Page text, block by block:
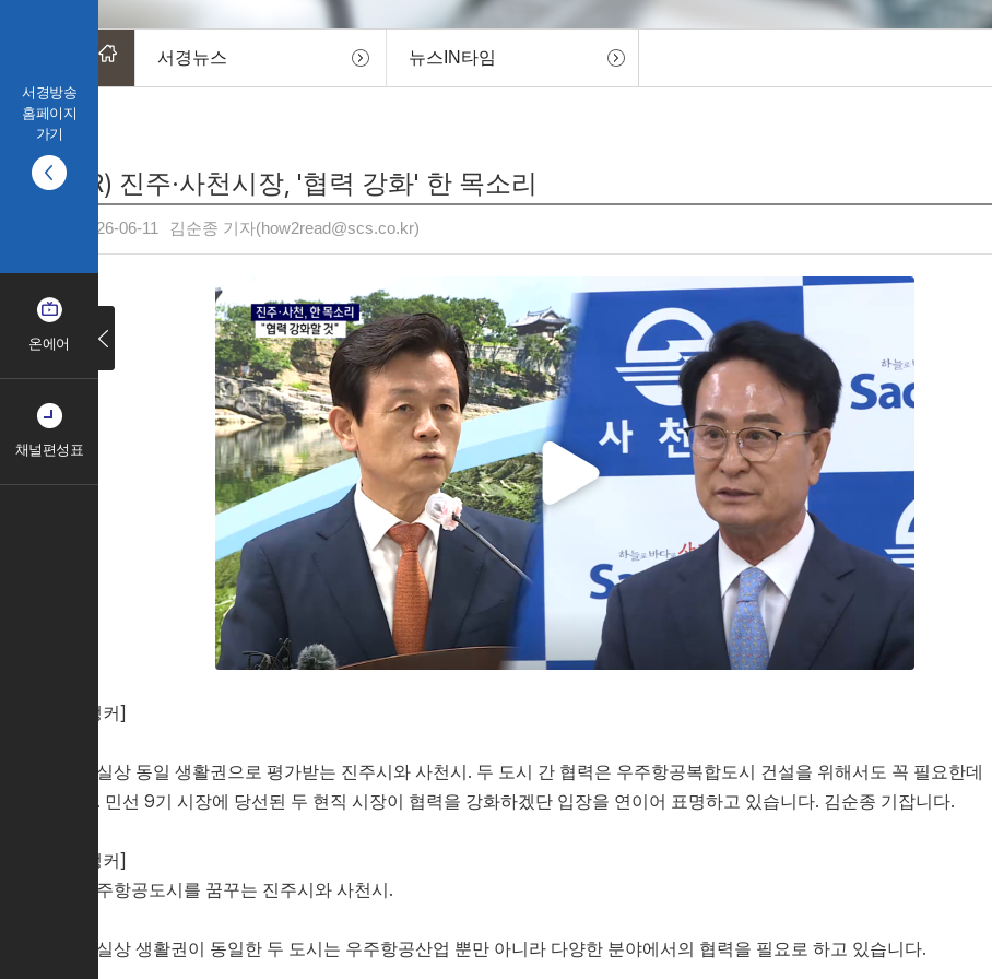
서경방송
홈페이지
가기
온에어
채널편성표
서경뉴스 뉴스IN타임
(R) 진주·사천시장, '협력 강화' 한 목소리
2026-06-11 김순종 기자(how2read@scs.co.kr)
[앵커]
사실상 동일 생활권으로 평가받는 진주시와 사천시. 두 도시 간 협력은 우주항공복합도시 건설을 위해서도 꼭 필요한데
요. 민선 9기 시장에 당선된 두 현직 시장이 협력을 강화하겠단 입장을 연이어 표명하고 있습니다. 김순종 기잡니다.
[앵커]
우주항공도시를 꿈꾸는 진주시와 사천시.
사실상 생활권이 동일한 두 도시는 우주항공산업 뿐만 아니라 다양한 분야에서의 협력을 필요로 하고 있습니다.